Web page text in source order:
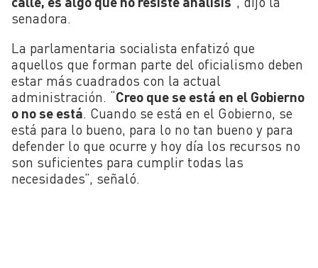
senadora.
La parlamentaria socialista enfatizó que
aquellos que forman parte del oficialismo deben
estar más cuadrados con la actual
administración. “Creo que se está en el Gobierno
o no se está. Cuando se está en el Gobierno, se
está para lo bueno, para lo no tan bueno y para
defender lo que ocurre y hoy día los recursos no
son suficientes para cumplir todas las
necesidades”, señaló.